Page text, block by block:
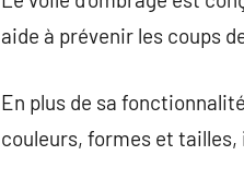
aide à prévenir les coups
En plus de sa
couleurs, formes et tailles,